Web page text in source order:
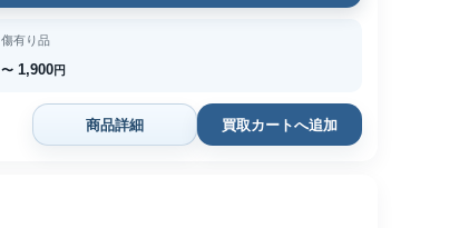
傷有り品
〜 1,900円
商品詳細 買取カートへ追加